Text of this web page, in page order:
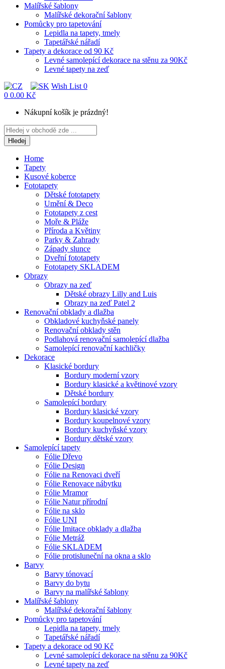
Malířské šablony
Malířské dekorační šablony
Pomůcky pro tapetování
Lepidla na tapety, tmely
Tapetářské nářadí
Tapety a dekorace od 90 Kč
Levné samolepící dekorace na stěnu za 90Kč
Levné tapety na zeď
Wish List 0
0 0.00 Kč
Nákupní košík je prázdný!
Hledej
Home
Tapety
Kusové koberce
Fototapety
Dětské fototapety
Umění & Deco
Fototapety z cest
Moře & Pláže
Příroda a Květiny
Parky & Zahrady
Západy slunce
Dveřní fototapety
Fototapety SKLADEM
Obrazy
Obrazy na zeď
Dětské obrazy Lilly and Luis
Obrazy na zeď Patel 2
Renovační obklady a dlažba
Obkladové kuchyňské panely
Renovační obklady stěn
Podlahová renovační samolepící dlažba
Samolepící renovační kachličky
Dekorace
Klasické bordury
Bordury moderní vzory
Bordury klasické a květinové vzory
Dětské bordury
Samolepící bordury
Bordury klasické vzory
Bordury koupelnové vzory
Bordury kuchyňské vzory
Bordury dětské vzory
Samolepící tapety
Fólie Dřevo
Fólie Design
Fólie na Renovaci dveří
Fólie Renovace nábytku
Fólie Mramor
Fólie Natur přírodní
Fólie na sklo
Fólie UNI
Fólie Imitace obklady a dlažba
Fólie Metráž
Fólie SKLADEM
Fólie protisluneční na okna a sklo
Barvy
Barvy tónovací
Barvy do bytu
Barvy na malířské šablony
Malířské šablony
Malířské dekorační šablony
Pomůcky pro tapetování
Lepidla na tapety, tmely
Tapetářské nářadí
Tapety a dekorace od 90 Kč
Levné samolepící dekorace na stěnu za 90Kč
Levné tapety na zeď